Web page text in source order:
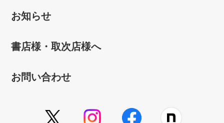
お知らせ
書店様・取次店様へ
お問い合わせ